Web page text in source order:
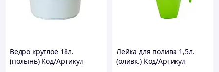
Ведро круглое 18л.
(полынь) Код/Артикул
Лейка для полива 1,5л.
(оливк.) Код/Артикул